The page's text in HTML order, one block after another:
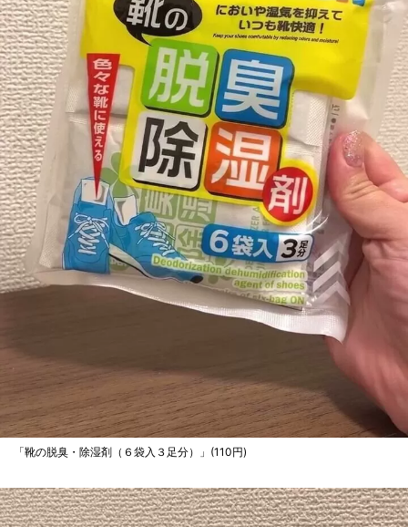
「靴の脱臭・除湿剤（６袋入３足分）」(110円)